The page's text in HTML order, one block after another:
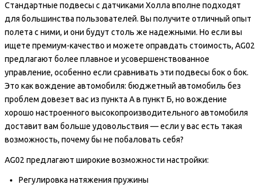
Стандартные подвесы с датчиками Холла вполне подходят
для большинства пользователей. Вы получите отличный опыт
полета с ними, и они будут столь же надежными. Но если вы
ищете премиум-качество и можете оправдать стоимость, AG02
предлагают более плавное и усовершенствованное
управление, особенно если сравнивать эти подвесы бок о бок.
Это как вождение автомобиля: бюджетный автомобиль без
проблем довезет вас из пункта А в пункт Б, но вождение
хорошо настроенного высокопроизводительного автомобиля
доставит вам больше удовольствия — если у вас есть такая
возможность, почему бы не побаловать себя?
AG02 предлагают широкие возможности настройки:
Регулировка натяжения пружины